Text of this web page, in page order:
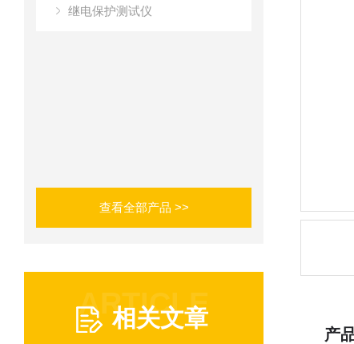
继电保护测试仪
查看全部产品 >>
ARTICLE
相关文章
产